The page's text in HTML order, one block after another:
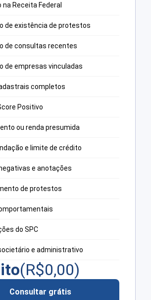
Receita Federal
de existência de protestos
de consultas recentes
de empresas vinculadas
completos
Positivo
ou renda presumida
e limite de crédito
e anotações
de protestos
do SPC
e administrativo
(R$0,00)
Consultar grátis